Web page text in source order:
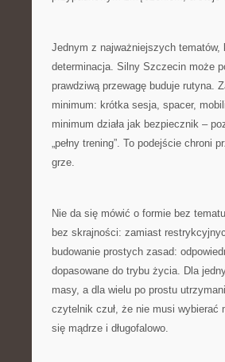
Jednym z najważniejszych
determinacja. Silny Szczecin może
prawdziwą przewagę buduje rutyna.
minimum: krótka sesja, spacer,
minimum działa jak bezpiecznik –
„pełny trening”. To podejście
grze.
Nie da się mówić o formie bez
bez skrajności: zamiast
budowanie prostych zasad:
dopasowane do trybu życia. Dla
masy, a dla wielu po prostu
czytelnik czuł, że nie musi wybierać
się mądrze i długofalowo.